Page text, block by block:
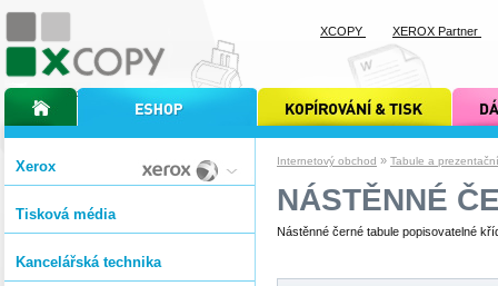
Internetový obchod » Tabule a
NÁSTĚNNÉ
Nástěnné černé tabule popisovatelné
Xerox
Tisková média
Kancelářská technika
úvodní stránka xcopyinternetový obchod xcopy kopírování a tisk xcopy dárkové
XCOPY XEROX Partner